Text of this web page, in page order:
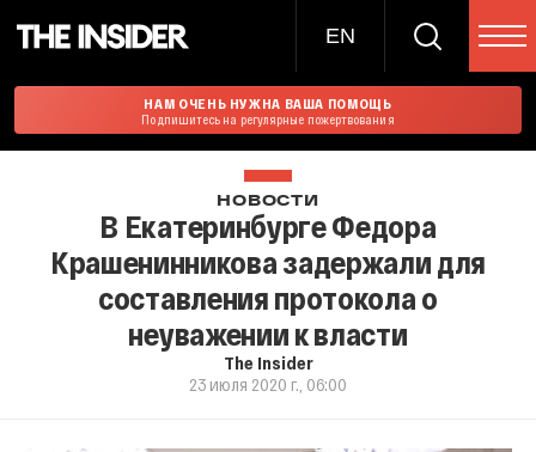
EN
НАМ ОЧЕНЬ НУЖНА ВАША ПОМОЩЬ
Подпишитесь на регулярные пожертвования
НОВОСТИ
В Екатеринбурге Федора
Крашенинникова задержали для
составления протокола о
неуважении к власти
The Insider
23 июля 2020 г., 06:00